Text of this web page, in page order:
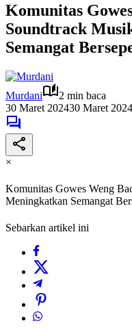
Komunitas
Soundtrack
Semangat
Murdani
2 min baca
30 Maret 202430 Maret 2024
×
Komunitas Gowes Weng
Meningkatkan Semangat
Sebarkan artikel ini